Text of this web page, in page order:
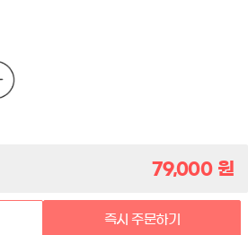
79,000원
즉시 주문하기